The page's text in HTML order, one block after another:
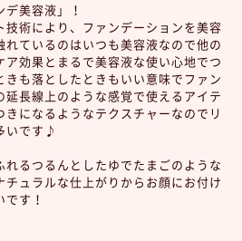
美容液」！
技術により、ファンデーションを美容
ているのはいつも美容液なので他の
効果とまるで美容液な使い心地でつ
も落としたときもいい意味でファン
長線上のような感覚で使えるアイテ
になるようなテクスチャーなのでリ
いです♪
るつるんとしたゆでたまごのような
ュラルな仕上がりからお顔にお付け
す！